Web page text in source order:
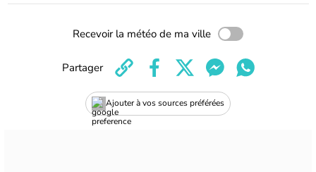
Recevoir la météo de ma ville
Ajouter à vos sources préférées
Partager